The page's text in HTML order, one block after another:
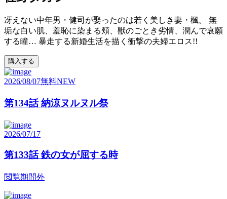
冴えない中年男・健司が娶ったのは若く美しき妻・楓。 無
垢な白い肌、羞恥に染まる頬、獣のごとき劣情、潤んで哀願
する瞳… 暴走する新婚生活を描く衝撃の夫婦エロス!!
購入する
2026/08/07無料NEW
第134話 納涼ヌルヌル祭
2026/07/17
第133話 鉄の女が屈する時
閲覧期間外